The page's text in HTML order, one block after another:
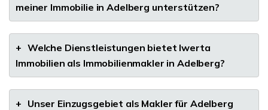
meiner Immobilie in Adelberg unterstützen?
+ Welche Dienstleistungen bietet Iwerta
Immobilien als Immobilienmakler in Adelberg?
+ Unser Einzugsgebiet als Makler für Adelberg